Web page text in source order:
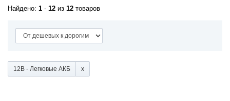
Найдено: 1 - 12 из 12 товаров
12В - Легковые АКБ